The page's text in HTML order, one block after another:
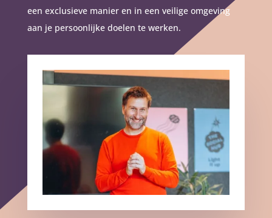
een exclusieve manier en in een veilige omgeving
aan je persoonlijke doelen te werken.